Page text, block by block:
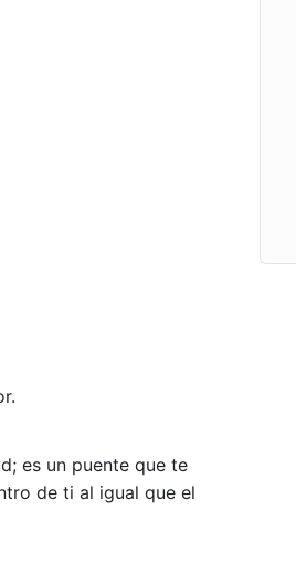
es un puente que te
de ti al igual que el